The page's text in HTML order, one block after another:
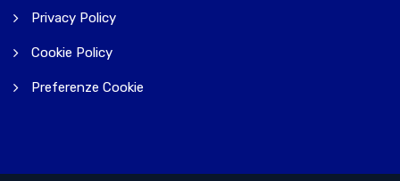
Privacy Policy
Cookie Policy
Preferenze Cookie